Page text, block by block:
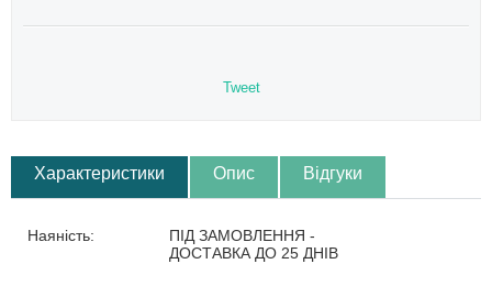
Tweet
Характеристики Опис Відгуки
Наяність:
ПІД ЗАМОВЛЕННЯ -
ДОСТАВКА ДО 25 ДНІВ